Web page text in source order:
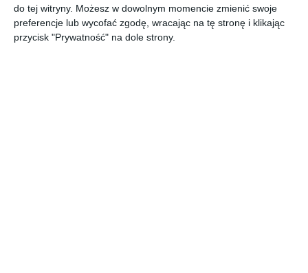
do tej witryny. Możesz w dowolnym momencie zmienić swoje
preferencje lub wycofać zgodę, wracając na tę stronę i klikając
przycisk "Prywatność" na dole strony.
skonfiguruj
Obserwuj nas na Google News